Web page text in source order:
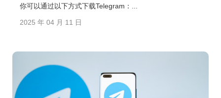
你可以通过以下方式下载Telegram：...
2025 年 04 月 11 日